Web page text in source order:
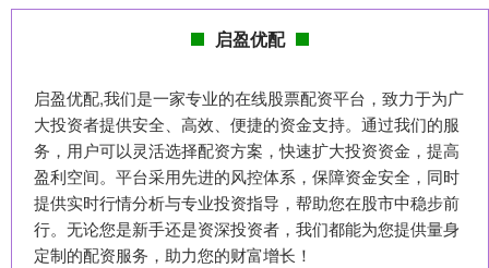
启盈优配
启盈优配,我们是一家专业的在线股票配资平台，致力于为广
大投资者提供安全、高效、便捷的资金支持。通过我们的服
务，用户可以灵活选择配资方案，快速扩大投资资金，提高
盈利空间。平台采用先进的风控体系，保障资金安全，同时
提供实时行情分析与专业投资指导，帮助您在股市中稳步前
行。无论您是新手还是资深投资者，我们都能为您提供量身
定制的配资服务，助力您的财富增长！